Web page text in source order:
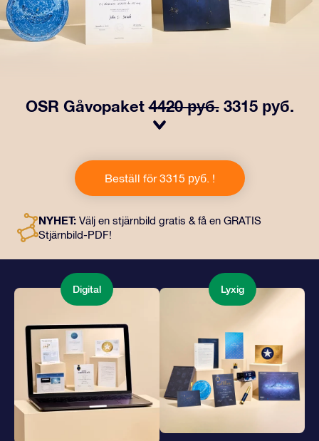
OSR Gåvopaket4420 руб. 3315 руб.
gåva ingår ett vackert kuvert och personliga dokument
som skickas till en adress som du väljer, samt digitala
dokument och fri användning av våra appar. Det är ett
kära.
Beställ för 3315 руб. !
NYHET: Välj en stjärnbild gratis & få en GRATIS
Stjärnbild-PDF!
Digital Lyxig